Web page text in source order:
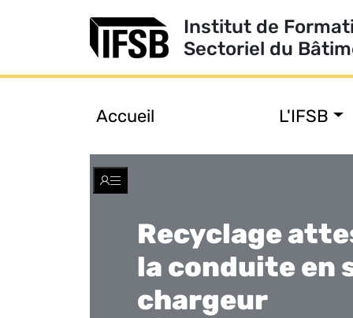
Institut de
Sectoriel du
Accueil L'IFSB
Toggle
Recyclage
la conduite en
chargeur